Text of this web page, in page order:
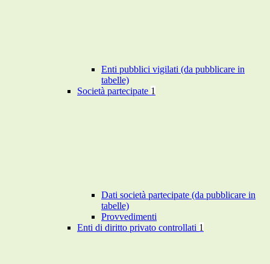
Enti pubblici vigilati (da pubblicare in
tabelle)
Società partecipate 1
Dati società partecipate (da pubblicare in
tabelle)
Provvedimenti
Enti di diritto privato controllati 1